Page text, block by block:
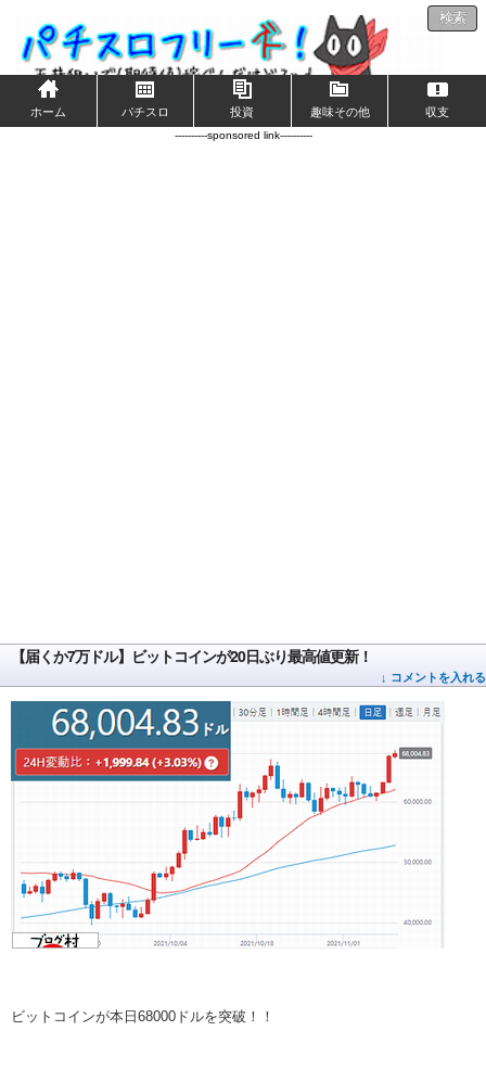
検索
ホーム パチスロ 投資 趣味その他 収支
----------sponsored link----------
【届くか7万ドル】ビットコインが20日ぶり最高値更新！
↓ コメントを入れる
ビットコインが本日68000ドルを突破！！